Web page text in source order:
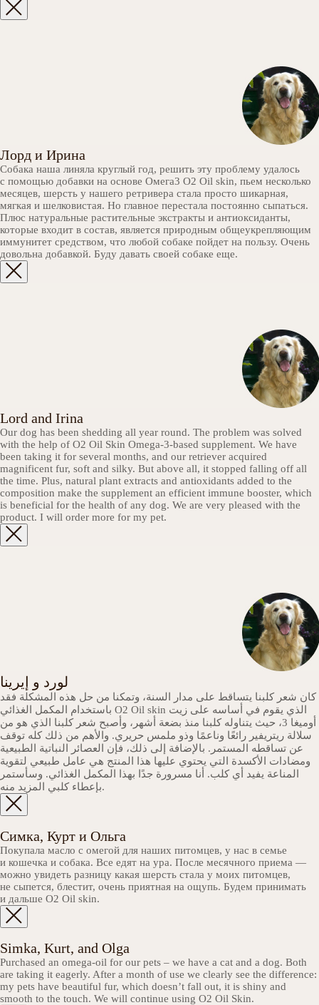
Лорд и Ирина
Собака наша линяла круглый год, решить эту проблему удалось
с помощью добавки на основе Омега3 O2 Oil skin, пьем несколько
месяцев, шерсть у нашего ретривера стала просто шикарная,
мягкая и шелковистая. Но главное перестала постоянно сыпаться.
Плюс натуральные растительные экстракты и антиоксиданты,
которые входит в состав, является природным общеукрепляющим
иммунитет средством, что любой собаке пойдет на пользу. Очень
довольна добавкой. Буду давать своей собаке еще.
Lord and Irina
Our dog has been shedding all year round. The problem was solved
with the help of O2 Oil Skin Omega-3-based supplement. We have
been taking it for several months, and our retriever acquired
magnificent fur, soft and silky. But above all, it stopped falling off all
the time. Plus, natural plant extracts and antioxidants added to the
composition make the supplement an efficient immune booster, which
is beneficial for the health of any dog. We are very pleased with the
product. I will order more for my pet.
لورد و إيرينا
كان شعر كلبنا يتساقط على مدار السنة، وتمكنا من حل هذه المشكلة فقد
باستخدام المكمل الغذائي O2 Oil skin الذي يقوم في أساسه على زيت
أوميغا 3، حيث يتناوله كلبنا منذ بضعة أشهر، وأصبح شعر كلبنا الذي هو من
سلالة ريتريفير رائعًا وناعمًا وذو ملمس حريري. والأهم من ذلك كله توقف
عن تساقطه المستمر. بالإضافة إلى ذلك، فإن العصائر النباتية الطبيعية
ومضادات الأكسدة التي يحتوي عليها هذا المنتج هي عامل طبيعي لتقوية
المناعة يفيد أي كلب. أنا مسرورة جدًا بهذا المكمل الغذائي. وسأستمر
بإعطاء كلبي المزيد منه.
Симка, Курт и Ольга
Покупала масло с омегой для наших питомцев, у нас в семье
и кошечка и собака. Все едят на ура. После месячного приема —
можно увидеть разницу какая шерсть стала у моих питомцев,
не сыпется, блестит, очень приятная на ощупь. Будем принимать
и дальше O2 Oil skin.
Simka, Kurt, and Olga
Purchased an omega-oil for our pets – we have a cat and a dog. Both
are taking it eagerly. After a month of use we clearly see the difference:
my pets have beautiful fur, which doesn’t fall out, it is shiny and
smooth to the touch. We will continue using O2 Oil Skin.